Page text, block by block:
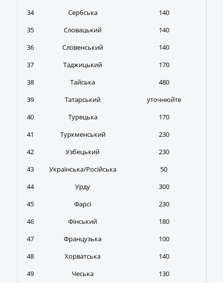
34 Сербська
140
35
Словацький
140
36
Словенський
140
37
Таджицький
170
38
Тайська
480
39
Татарський
уточнюйте
40
Турецька
170
41
Туркменський
230
42
Узбецький
230
43
Українська/Російська
50
44
Урду
300
45
Фарсі
230
46
Фінський
180
47
Французька
100
48
Хорватська
140
49
Чеська
130